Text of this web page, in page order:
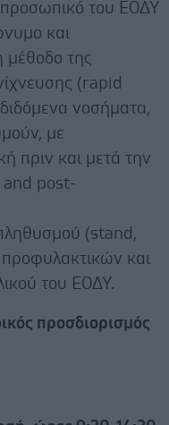
του ΕΟΔΥ
και
μέθοδο της
(rapid
νοσήματα,
με
πριν και μετά την
post-
(stand,
και
του ΕΟΔΥ.
προσδιορισμός